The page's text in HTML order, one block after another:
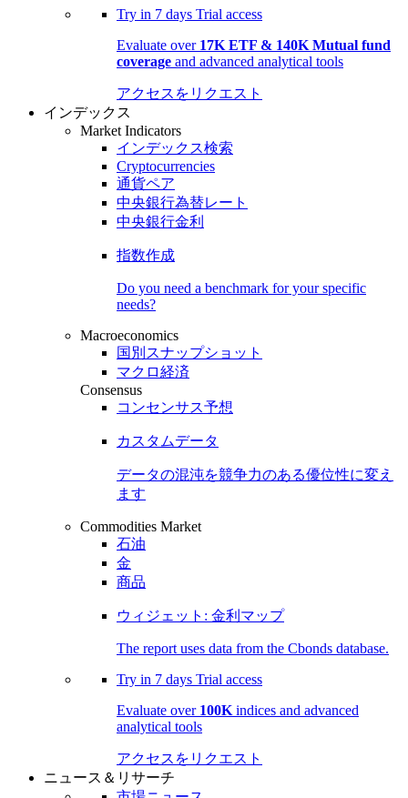
Try in 7 days Trial access
Evaluate over 17K ETF & 140K Mutual fund
coverage and advanced analytical tools
アクセスをリクエスト
インデックス
Market Indicators
インデックス検索
Cryptocurrencies
通貨ペア
中央銀行為替レート
中央銀行金利
指数作成
Do you need a benchmark for your specific
needs?
Macroeconomics
国別スナップショット
マクロ経済
Consensus
コンセンサス予想
カスタムデータ
データの混沌を競争力のある優位性に変え
ます
Commodities Market
石油
金
商品
ウィジェット: 金利マップ
The report uses data from the Cbonds database.
Try in 7 days Trial access
Evaluate over 100K indices and advanced
analytical tools
アクセスをリクエスト
ニュース＆リサーチ